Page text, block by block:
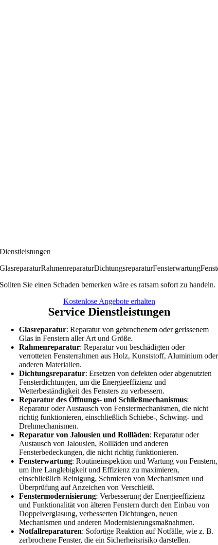
Dienstleistungen
GlasreparaturRahmenreparaturDichtungsreparaturFensterwartung
Sollten Sie einen Schaden bemerken wäre es ratsam sofort zu handeln.
Kostenlose Angebote erhalten
Service Dienstleistungen
Glasreparatur: Reparatur von gebrochenem oder gerissenem
Glas in Fenstern aller Art und Größe.
Rahmenreparatur: Reparatur von beschädigten oder
verrotteten Fensterrahmen aus Holz, Kunststoff, Aluminium oder
anderen Materialien.
Dichtungsreparatur: Ersetzen von defekten oder abgenutzten
Fensterdichtungen, um die Energieeffizienz und
Wetterbeständigkeit des Fensters zu verbessern.
Reparatur des Öffnungs- und Schließmechanismus:
Reparatur oder Austausch von Fenstermechanismen, die nicht
richtig funktionieren, einschließlich Schiebe-, Schwing- und
Drehmechanismen.
Reparatur von Jalousien und Rollläden: Reparatur oder
Austausch von Jalousien, Rollläden und anderen
Fensterbedeckungen, die nicht richtig funktionieren.
Fensterwartung: Routineinspektion und Wartung von Fenstern,
um ihre Langlebigkeit und Effizienz zu maximieren,
einschließlich Reinigung, Schmieren von Mechanismen und
Überprüfung auf Anzeichen von Verschleiß.
Fenstermodernisierung: Verbesserung der Energieeffizienz
und Funktionalität von älteren Fenstern durch den Einbau von
Doppelverglasung, verbesserten Dichtungen, neuen
Mechanismen und anderen Modernisierungsmaßnahmen.
Notfallreparaturen: Sofortige Reaktion auf Notfälle, wie z. B.
zerbrochene Fenster, die ein Sicherheitsrisiko darstellen.